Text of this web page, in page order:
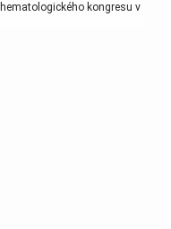
kongresu v